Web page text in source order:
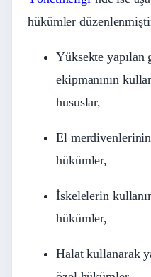
hükümler
Yüksekte yapılan
ekipmanının
hususlar,
El
hükümler,
İskelelerin
hükümler,
Halat kullanarak